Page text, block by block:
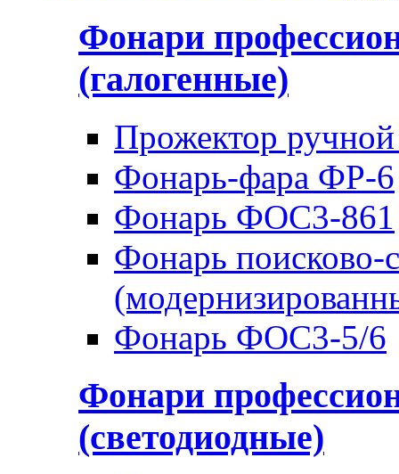
Фонари
(галогенные)
Прожектор
Фонарь-фара ФР-6
Фонарь ФОС3-861
Фонарь
Фонарь ФОС3-5/6
Фонари
(светодиодные)